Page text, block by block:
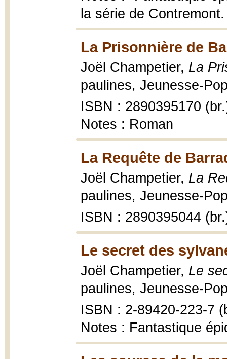
la série de
La Prisonnière de
Joël Champetier, La
paulines, Jeunesse-
ISBN : 2890395170
Notes : Roman
La Requête de
Joël Champetier, La
paulines, Jeunesse-
ISBN : 2890395044
Le secret des
Joël Champetier, Le
paulines, Jeunesse-
ISBN : 2-89420-223-7
Notes : Fantastique